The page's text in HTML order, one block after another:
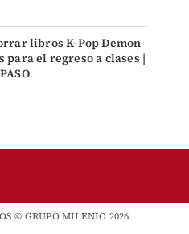
libros K-Pop Demon
para el regreso a clases |
© GRUPO MILENIO 2026